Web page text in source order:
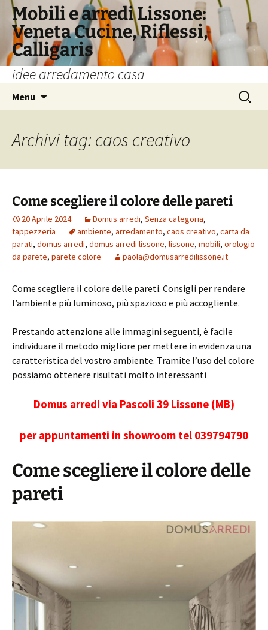
Vai
contenuto
Mobili e arredi Lissone:
Veneta Cucine, Riflessi,
Calligaris
idee arredamento casa
Menu
Ricerca
per:
Archivi tag: caos creativo
Come scegliere il colore delle pareti
20 Aprile 2024 Domus arredi, Senza categoria,
tappezzeria
ambiente, arredamento, caos creativo, carta da
parati, domus arredi, domus arredi lissone, lissone, mobili, orologio
da parete, parete colore paola@domusarredilissone.it
Come scegliere il colore delle pareti. Consigli per rendere
l’ambiente più luminoso, più spazioso e più accogliente.
Prestando attenzione alle immagini seguenti, è facile
individuare il metodo migliore per mettere in evidenza una
caratteristica del vostro ambiente. Tramite l’uso del colore
possiamo ottenere risultati molto interessanti
Domus arredi via Pascoli 39 Lissone (MB)
per appuntamenti in showroom tel 039794790
Come scegliere il colore delle
pareti